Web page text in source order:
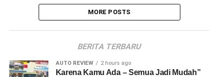
MORE POSTS
BERITA TERBARU
AUTO REVIEW 2 hours ago
Karena Kamu Ada – Semua Jadi Mudah”